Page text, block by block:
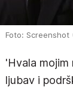
Foto: Screenshot
'Hvala mojim
ljubav i